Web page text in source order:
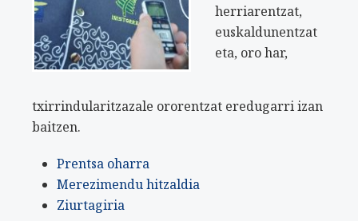
herriarentzat,
euskaldunentzat
eta, oro har,
txirrindularitzazale ororentzat eredugarri izan
baitzen.
Prentsa oharra
Merezimendu hitzaldia
Ziurtagiria